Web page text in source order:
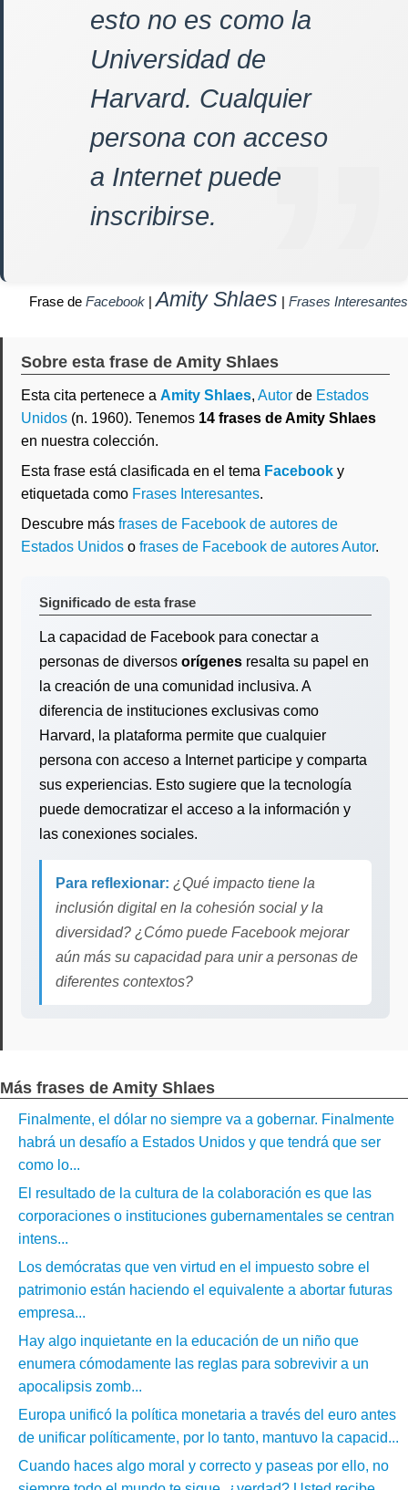
esto no es como la
Universidad de
Harvard. Cualquier
persona con acceso
a Internet puede
inscribirse.
Frase de Facebook |Amity Shlaes | Frases Interesantes
Sobre esta frase de Amity Shlaes
Esta cita pertenece a Amity Shlaes, Autor de Estados
Unidos (n. 1960). Tenemos 14 frases de Amity Shlaes
en nuestra colección.
Esta frase está clasificada en el tema Facebook y
etiquetada como Frases Interesantes.
Descubre más frases de Facebook de autores de
Estados Unidos o frases de Facebook de autores Autor.
Significado de esta frase
La capacidad de Facebook para conectar a
personas de diversos orígenes resalta su papel en
la creación de una comunidad inclusiva. A
diferencia de instituciones exclusivas como
Harvard, la plataforma permite que cualquier
persona con acceso a Internet participe y comparta
sus experiencias. Esto sugiere que la tecnología
puede democratizar el acceso a la información y
las conexiones sociales.
Para reflexionar: ¿Qué impacto tiene la
inclusión digital en la cohesión social y la
diversidad? ¿Cómo puede Facebook mejorar
aún más su capacidad para unir a personas de
diferentes contextos?
Más frases de Amity Shlaes
Finalmente, el dólar no siempre va a gobernar. Finalmente
habrá un desafío a Estados Unidos y que tendrá que ser
como lo...
El resultado de la cultura de la colaboración es que las
corporaciones o instituciones gubernamentales se centran
intens...
Los demócratas que ven virtud en el impuesto sobre el
patrimonio están haciendo el equivalente a abortar futuras
empresa...
Hay algo inquietante en la educación de un niño que
enumera cómodamente las reglas para sobrevivir a un
apocalipsis zomb...
Europa unificó la política monetaria a través del euro antes
de unificar políticamente, por lo tanto, mantuvo la capacid...
Cuando haces algo moral y correcto y paseas por ello, no